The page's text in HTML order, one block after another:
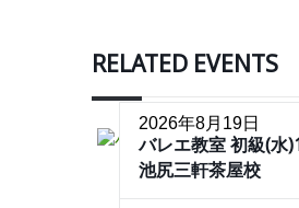
RELATED EVENTS
2026年8月19日
バレエ教室 初級(水
池尻三軒茶屋校